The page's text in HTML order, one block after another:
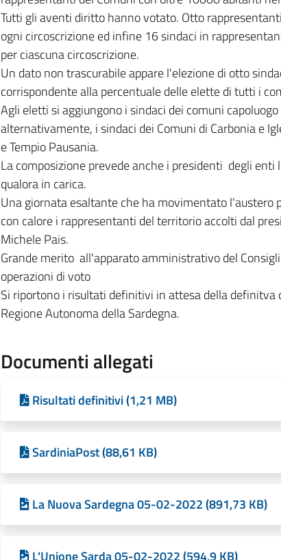
Tutti gli aventi diritto hanno votato. Otto
ogni circoscrizione ed infine 16 sindaci in
per ciascuna circoscrizione.
Un dato non trascurabile appare l'elezione di otto
corrispondente alla percentuale delle elette di tutti i
Agli eletti si aggiungono i sindaci dei comuni
alternativamente, i sindaci dei Comuni di Carbonia e
e Tempio Pausania.
La composizione prevede anche i presidenti degli
qualora in carica.
Una giornata esaltante che ha movimentato l'austero
con calore i rappresentanti del territorio accolti dal
Michele Pais.
Grande merito all'apparato amministrativo del
operazioni di voto
Si riportono i risultati definitivi in attesa della
Regione Autonoma della Sardegna.
Documenti allegati
Risultati definitivi (1,21 MB)
SardiniaPost (88,61 KB)
La Nuova Sardegna 05-02-2022 (891,73 KB)
L'Unione Sarda 05-02-2022 (594,9 KB)